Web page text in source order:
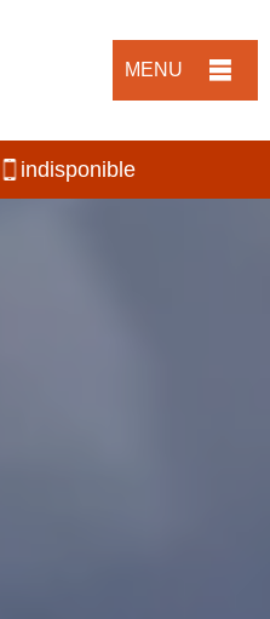
MENU
indisponible